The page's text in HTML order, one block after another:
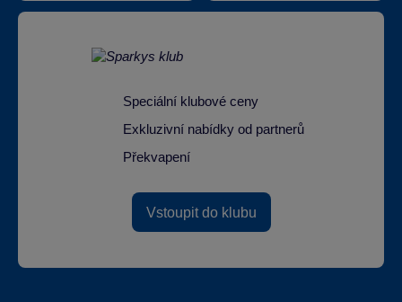
Speciální klubové ceny
Exkluzivní nabídky od partnerů
Překvapení
Vstoupit do klubu